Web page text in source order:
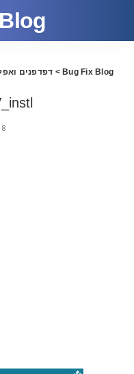
Bug Fix Blog
> דפדפנים
8 באפריל 2024